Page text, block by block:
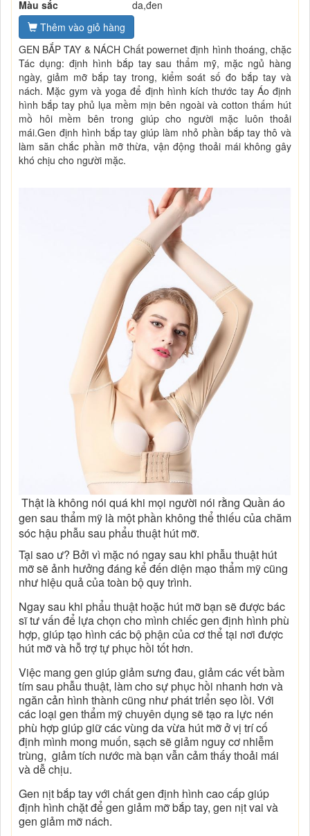
Màu sắc
da,đen
Thêm vào giỏ hàng
GEN BẮP TAY & NÁCH Chất powernet định hình thoáng, chặc
Tác dụng: định hình bắp tay sau thẩm mỹ, mặc ngủ hàng
ngày, giảm mỡ bắp tay trong, kiểm soát số đo bắp tay và
nách. Mặc gym và yoga để định hình kích thước tay Áo định
hình bắp tay phủ lụa mềm mịn bên ngoài và cotton thấm hút
mồ hôi mềm bên trong giúp cho người mặc luôn thoải
mái.Gen định hình bắp tay giúp làm nhỏ phần bắp tay thô và
làm săn chắc phần mỡ thừa, vận động thoải mái không gây
khó chịu cho người mặc.
Thật là không nói quá khi mọi người nói rằng Quần áo
gen sau thẩm mỹ là một phần không thể thiếu của chăm
sóc hậu phẫu sau phẩu thuật hút mỡ.
Tại sao ư? Bởi vì mặc nó ngay sau khi phẫu thuật hút
mỡ sẽ ảnh hưởng đáng kể đến diện mạo thẩm mỹ cũng
như hiệu quả của toàn bộ quy trình.
Ngay sau khi phẩu thuật hoặc hút mỡ bạn sẽ được bác
sĩ tư vấn để lựa chọn cho mình chiếc gen định hình phù
hợp, giúp tạo hình các bộ phận của cơ thể tại nơi được
hút mỡ và hỗ trợ tự phục hồi tốt hơn.
Việc mang gen giúp giảm sưng đau, giảm các vết bầm
tím sau phẫu thuật, làm cho sự phục hồi nhanh hơn và
ngăn cản hình thành cũng như phát triển sẹo lồi. Với
các loại gen thẩm mỹ chuyên dụng sẽ tạo ra lực nén
phù hợp giúp giữ các vùng da vừa hút mỡ ở vị trí cố
định mình mong muốn, sạch sẽ giảm nguy cơ nhiễm
trùng, giảm tích nước mà bạn vẫn cảm thấy thoải mái
và dễ chịu.
Gen nịt bắp tay với chất gen định hình cao cấp giúp
định hình chặt để gen giảm mỡ bắp tay, gen nịt vai và
gen giảm mỡ nách.